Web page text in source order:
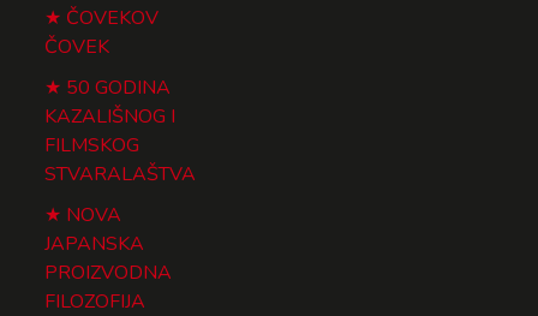
ČOVEKOV
ČOVEK
50 GODINA
KAZALIŠNOG I
FILMSKOG
STVARALAŠTVA
NOVA
JAPANSKA
PROIZVODNA
FILOZOFIJA